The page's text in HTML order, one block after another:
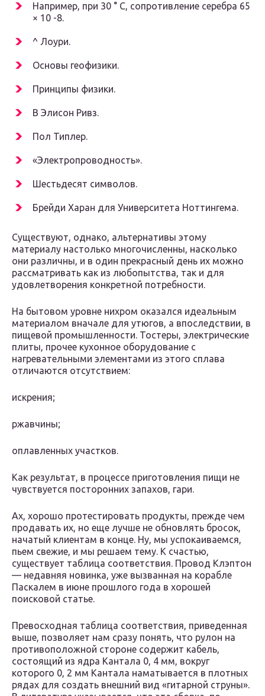
Например, при 30 ° С, сопротивление серебра 65
× 10 -8.
^ Лоури.
Основы геофизики.
Принципы физики.
В Элисон Ривз.
Пол Типлер.
«Электропроводность».
Шестьдесят символов.
Брейди Харан для Университета Ноттингема.
Существуют, однако, альтернативы этому
материалу настолько многочисленны, насколько
они различны, и в один прекрасный день их можно
рассматривать как из любопытства, так и для
удовлетворения конкретной потребности.
На бытовом уровне нихром оказался идеальным
материалом вначале для утюгов, а впоследствии, в
пищевой промышленности. Тостеры, электрические
плиты, прочее кухонное оборудование с
нагревательными элементами из этого сплава
отличаются отсутствием:
искрения;
ржавчины;
оплавленных участков.
Как результат, в процессе приготовления пищи не
чувствуется посторонних запахов, гари.
Ах, хорошо протестировать продукты, прежде чем
продавать их, но еще лучше не обновлять бросок,
начатый клиентам в конце. Ну, мы успокаиваемся,
пьем свежие, и мы решаем тему. К счастью,
существует таблица соответствия. Провод Клэптон
— недавняя новинка, уже вызванная на корабле
Паскалем в июне прошлого года в хорошей
поисковой статье.
Превосходная таблица соответствия, приведенная
выше, позволяет нам сразу понять, что рулон на
противоположной стороне содержит кабель,
состоящий из ядра Кантала 0, 4 мм, вокруг
которого 0, 2 мм Кантала наматывается в плотных
рядах для создать внешний вид «гитарной струны».